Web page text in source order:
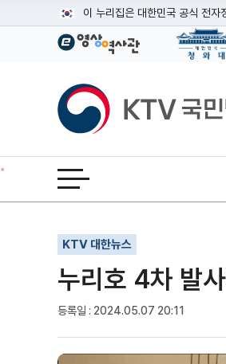
이 누리집은 대한민국 공식 전자
공식 누리집 주소 확인하기
이밖에 or.kr 또는 .kr등 다른 도
운영중인 공식 누리집보기
KTV국민방송
전체메뉴 열기
KTV 대한뉴스
누리호 4차 발
등록일 : 2024.05.07 20:11
기사인쇄
글자확대
글자축소